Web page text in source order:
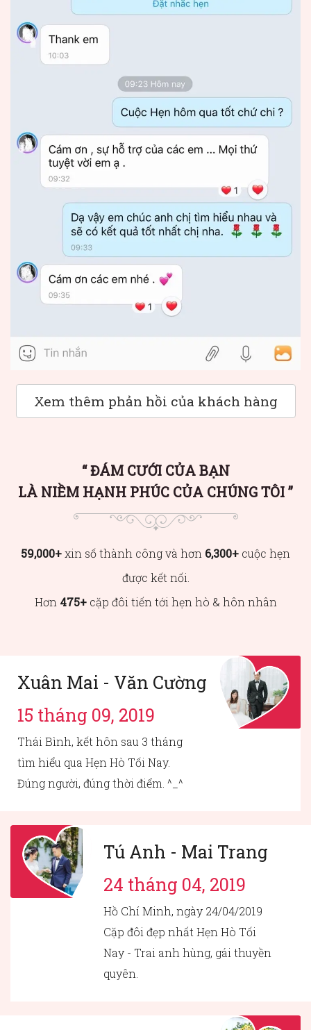
Xem thêm phản hồi của khách hàng
ĐÁM CƯỚI CỦA BẠN
LÀ NIỀM HẠNH PHÚC CỦA CHÚNG TÔI
59,000+xin số thành công và hơn 6,300+ cuộc hẹn
được kết nối.
Hơn 475+cặp đôi tiến tới hẹn hò & hôn nhân
Xuân Mai - Văn Cường
15 tháng 09, 2019
Thái Bình, kết hôn sau 3 tháng
tìm hiểu qua Hẹn Hò Tối Nay.
Đúng người, đúng thời điểm. ^_^
Tú Anh - Mai Trang
24 tháng 04, 2019
Hồ Chí Minh, ngày 24/04/2019
Cặp đôi đẹp nhất Hẹn Hò Tối
Nay - Trai anh hùng, gái thuyền
quyên.